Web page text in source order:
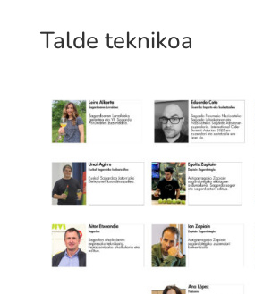
Talde teknikoa